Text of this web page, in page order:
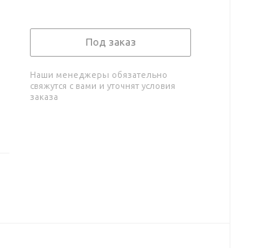
Под заказ
Наши менеджеры обязательно
свяжутся с вами и уточнят условия
заказа